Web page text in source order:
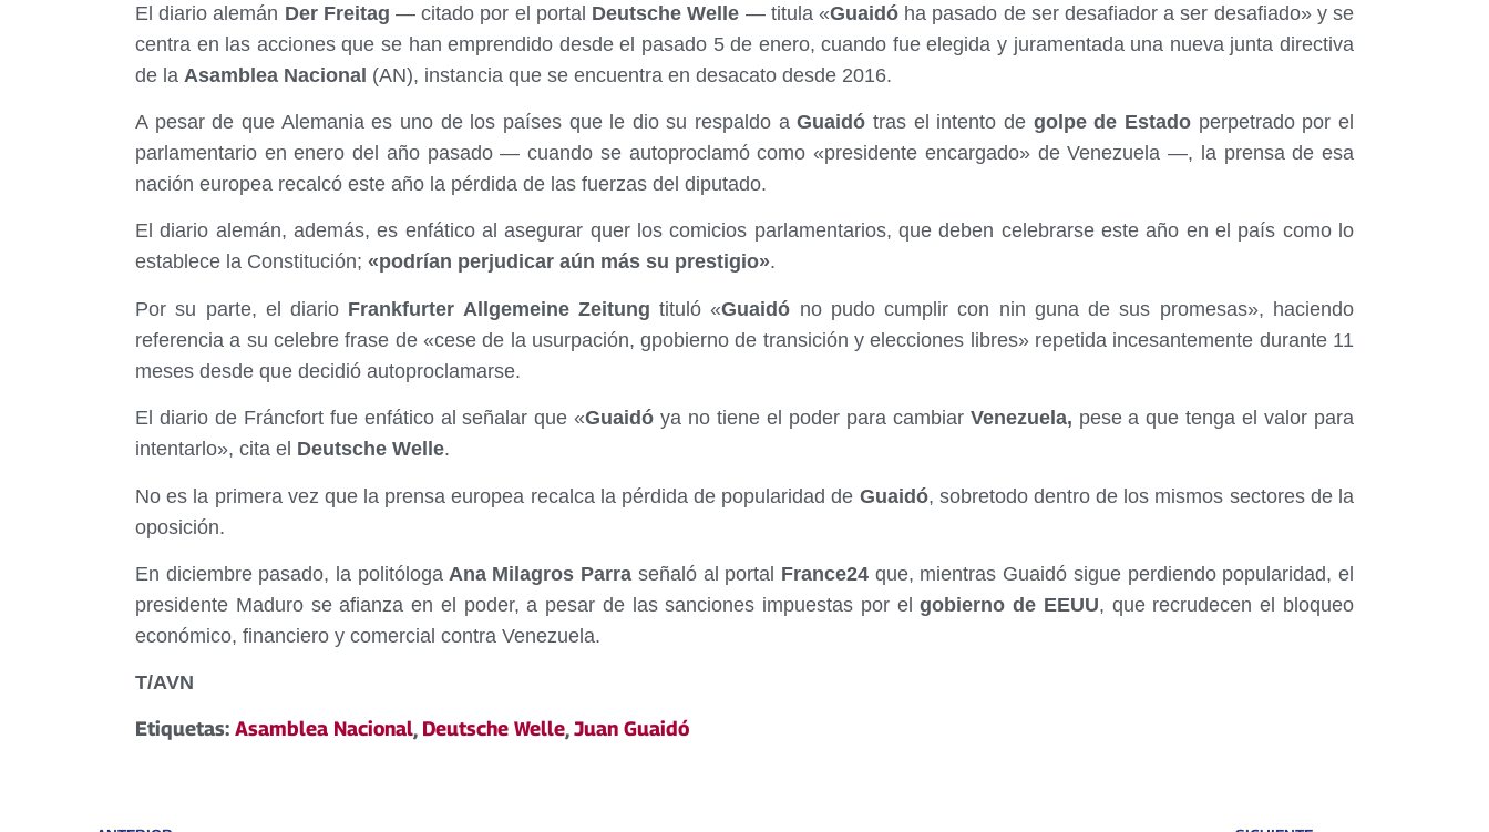
El diario alemán Der Freitag — citado por el portal Deutsche Welle — titula «Guaidóha pasado de ser desafiador a ser desafiado» y se
centra en las acciones que se han emprendido desde el pasado 5 de enero, cuando fue elegida y juramentada una nueva junta directiva
de la Asamblea Nacional (AN), instancia que se encuentra en desacato desde 2016.
A pesar de que Alemania es uno de los países que le dio su respaldo aGuaidó tras el intento de golpe de Estado perpetrado por el
parlamentario en enero del año pasado — cuando se autoproclamó como «presidente encargado» de Venezuela —, la prensa de esa
nación europea recalcó este año la pérdida de las fuerzas del diputado.
El diario alemán, además, es enfático al asegurar quer los comicios parlamentarios, que deben celebrarse este año en el país como lo
establece la Constitución; «podrían perjudicar aún más su prestigio».
Por su parte, el diario Frankfurter Allgemeine Zeitung tituló «Guaidó no pudo cumplir con nin guna de sus promesas», haciendo
referencia a su celebre frase de «cese de la usurpación, gpobierno de transición y elecciones libres» repetida incesantemente durante 11
meses desde que decidió autoproclamarse.
El diario de Fráncfort fue enfático al señalar que «Guaidó ya no tiene el poder para cambiar Venezuela, pese a que tenga el valor para
intentarlo», cita el Deutsche Welle.
No es la primera vez que la prensa europea recalca la pérdida de popularidad de Guaidó, sobretodo dentro de los mismos sectores de la
oposición.
En diciembre pasado, la politólogaAna Milagros Parra señaló al portal France24que, mientras Guaidó sigue perdiendo popularidad, el
presidente Maduro se afianza en el poder, a pesar de las sanciones impuestas por elgobierno de EEUU, que recrudecen el bloqueo
económico, financiero y comercial contra Venezuela.
T/AVN
Etiquetas: Asamblea Nacional, Deutsche Welle,Juan Guaidó